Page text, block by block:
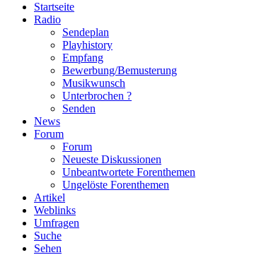
Startseite
Radio
Sendeplan
Playhistory
Empfang
Bewerbung/Bemusterung
Musikwunsch
Unterbrochen ?
Senden
News
Forum
Forum
Neueste Diskussionen
Unbeantwortete Forenthemen
Ungelöste Forenthemen
Artikel
Weblinks
Umfragen
Suche
Sehen